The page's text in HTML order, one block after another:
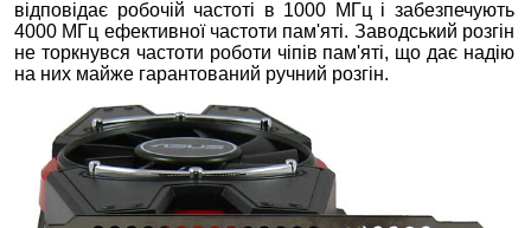
відповідає робочій частоті в 1000 МГц і забезпечують
4000 МГц ефективної частоти пам'яті. Заводський розгін
не торкнувся частоти роботи чіпів пам'яті, що дає надію
на них майже гарантований ручний розгін.